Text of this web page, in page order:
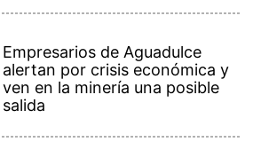
Empresarios de Aguadulce
alertan por crisis económica y
ven en la minería una posible
salida